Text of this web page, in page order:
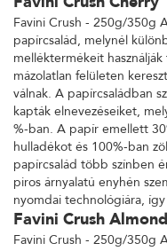
Favini Crush Cherry
Favini Crush - 250g/350g
papírcsalád, melynél
melléktermékeit
mázolatlan felületen
válnak. A papírcsaládban
kapták elnevezéseiket,
%-ban. A papír emellett
hulladékot és 100%-ban
papírcsalád több színben
piros árnyalatú enyhén
nyomdai technológiára,
Favini Crush Almond